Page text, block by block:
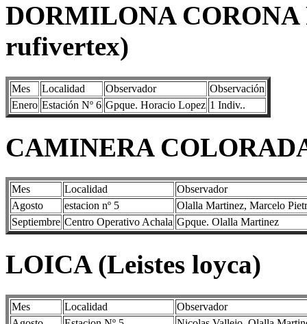
DORMILONA CORONA
rufivertex)
Mes Localidad Observador
Observación
Enero Estación Nº 6 Gpque. Horacio Lopez 1 Indiv..
CAMINERA
Mes Localidad
Observador
Agosto
estacion nº 5
Olalla Martinez, Marcelo
Septiembre Centro Operativo Achala Gpque. Olalla Martinez
LOICA (Leistes loyca)
Mes Localidad
Observador